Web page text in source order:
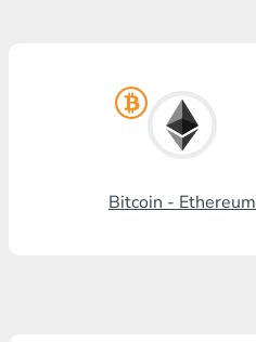
Promsvjazbank
Russkiy standart
Bitcoin - Ethereum